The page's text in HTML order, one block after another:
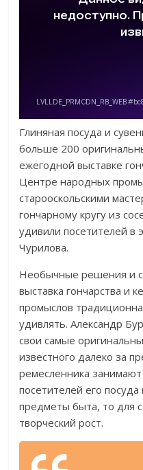
Глиняная посуда и
больше 200
ежегодной выставке
Центре народных
старооскольскими
гончарному кругу из
удивили посетителей в
Чурилова.
Необычные решения и
выставка гончарства и
промыслов
удивлять. Александр
свои самые
известного далеко за
ремесленника
посетителей его
предметы быта, то для
творческий рост.